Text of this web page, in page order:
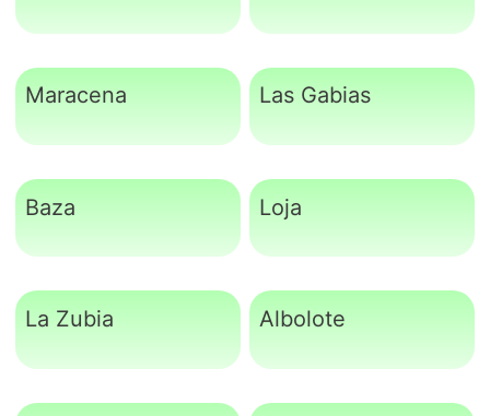
Maracena Las Gabias
Baza Loja
La Zubia Albolote